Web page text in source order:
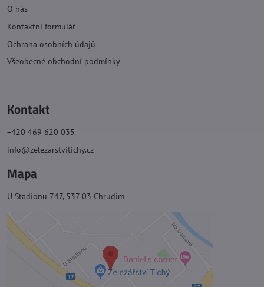
O nás
Kontaktní formulář
Ochrana osobních údajů
Všeobecné obchodní podmínky
Kontakt
+420 469 620 035
info@zelezarstvitichy.cz
Mapa
U Stadionu 747, 537 03 Chrudim